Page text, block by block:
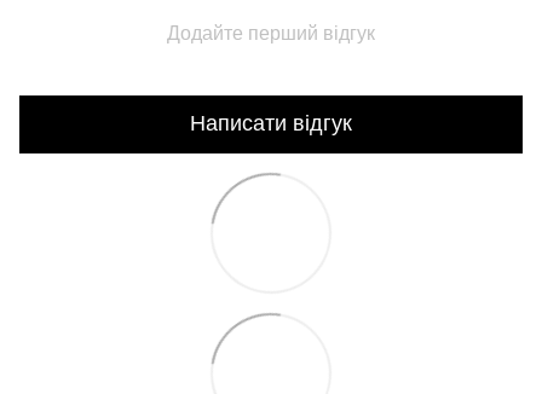
Додайте перший відгук
Написати відгук